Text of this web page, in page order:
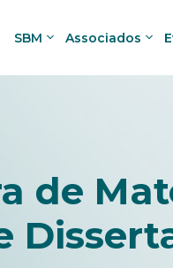
SBM Associados
de